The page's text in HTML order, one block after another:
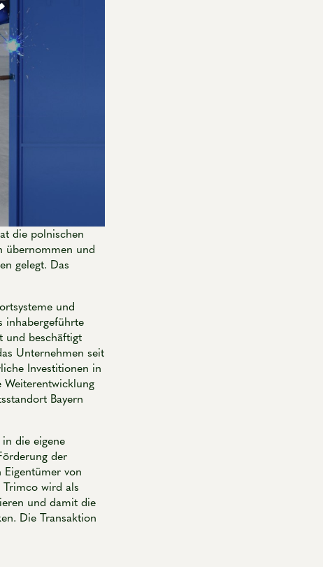
die polnischen
übernommen und
gelegt. Das
und
inhabergeführte
und beschäftigt
Unternehmen seit
Investitionen in
Weiterentwicklung
Bayern
die eigene
der
von
wird als
und damit die
Die Transaktion